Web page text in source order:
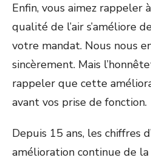
Enfin, vous aimez
qualité de l’air s’améliore
votre mandat. Nous nous
sincèrement. Mais
rappeler que cette
avant vos prise de fonction.
Depuis 15 ans, les chiffres
amélioration continue de la